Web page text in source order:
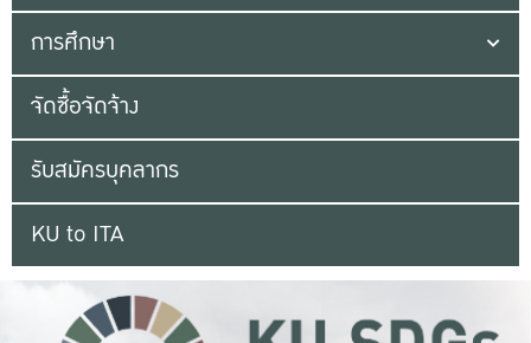
การศึกษา
จัดซื้อจัดจ้าง
รับสมัครบุคลากร
KU to ITA